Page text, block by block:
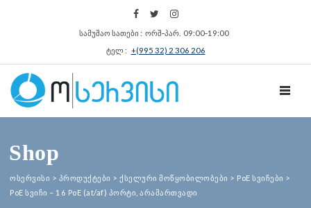
სამუშაო სათები : ორშ‑პარ. 09:00‑19:00
ტელ : +(995 32) 2 306 206
Shop
ოსერვისი > პროდუქტები > ქსელური მოწყობილობები > PoE სვიჩები >
PoE სვიჩი – 16 PoE (at/af) პორტი, არამართვადი